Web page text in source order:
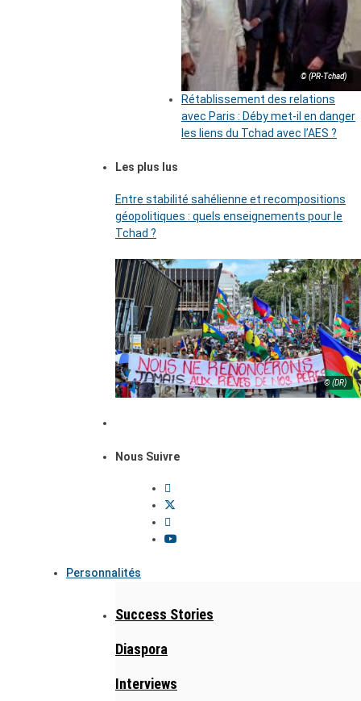
© (PR-Tchad)
Rétablissement des relations
avec Paris : Déby met-il en danger
les liens du Tchad avec l’AES ?
Les plus lus
Entre stabilité sahélienne et recompositions
géopolitiques : quels enseignements pour le
Tchad ?
© (DR)
Nous Suivre
Personnalités
Success Stories
Diaspora
Interviews